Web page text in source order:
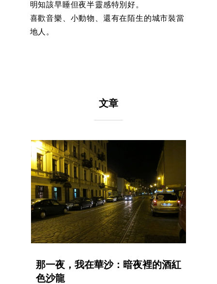
明知該早睡但夜半靈感特別好。
喜歡音樂、小動物、還有在陌生的城市裝當
地人。
文章
那一夜，我在華沙：暗夜裡的酒紅
色沙龍